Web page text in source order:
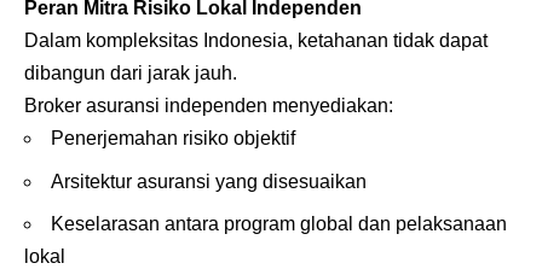
Peran Mitra Risiko Lokal Independen
Dalam kompleksitas Indonesia, ketahanan tidak dapat
dibangun dari jarak jauh.
Broker asuransi independen menyediakan:
Penerjemahan risiko objektif
Arsitektur asuransi yang disesuaikan
Keselarasan antara program global dan pelaksanaan
lokal